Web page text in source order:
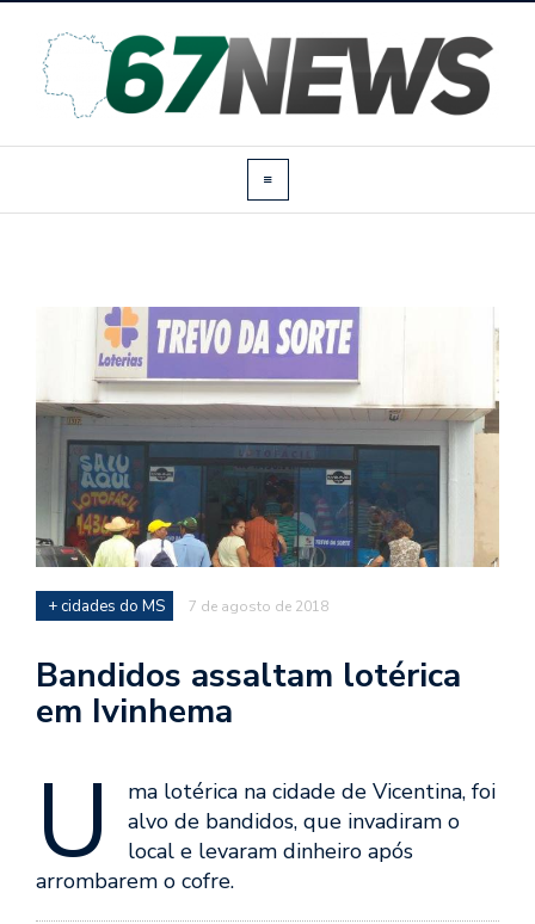
+ cidades do MS 7 de agosto de 2018
Bandidos assaltam lotérica
em Ivinhema
U
ma lotérica na cidade de Vicentina, foi
alvo de bandidos, que invadiram o
local e levaram dinheiro após
arrombarem o cofre.